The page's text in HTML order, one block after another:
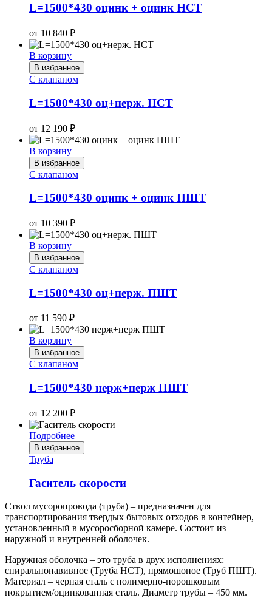
L=1500*430 оцинк + оцинк НСТ
от 10 840 ₽
В корзину
В избранное
С клапаном
L=1500*430 оц+нерж. НСТ
от 12 190 ₽
В корзину
В избранное
С клапаном
L=1500*430 оцинк + оцинк ПШТ
от 10 390 ₽
В корзину
В избранное
С клапаном
L=1500*430 оц+нерж. ПШТ
от 11 590 ₽
В корзину
В избранное
С клапаном
L=1500*430 нерж+нерж ПШТ
от 12 200 ₽
Подробнее
В избранное
Труба
Гаситель скорости
Ствол мусоропровода (труба) – предназначен для
транспортирования твердых бытовых отходов в контейнер,
установленный в мусоросборной камере. Состоит из
наружной и внутренней оболочек.
Наружная оболочка – это труба в двух исполнениях:
спиральнонавивное (Труба НСТ), прямошоное (Труб ПШТ).
Материал – черная сталь с полимерно-порошковым
покрытием/оцинкованная сталь. Диаметр трубы – 450 мм.